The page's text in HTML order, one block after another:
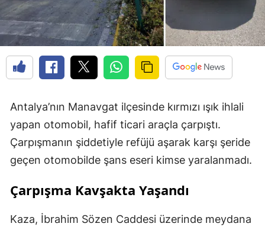
Antalya’nın Manavgat ilçesinde kırmızı ışık ihlali
yapan otomobil, hafif ticari araçla çarpıştı.
Çarpışmanın şiddetiyle refüjü aşarak karşı şeride
geçen otomobilde şans eseri kimse yaralanmadı.
Çarpışma Kavşakta Yaşandı
Kaza, İbrahim Sözen Caddesi üzerinde meydana